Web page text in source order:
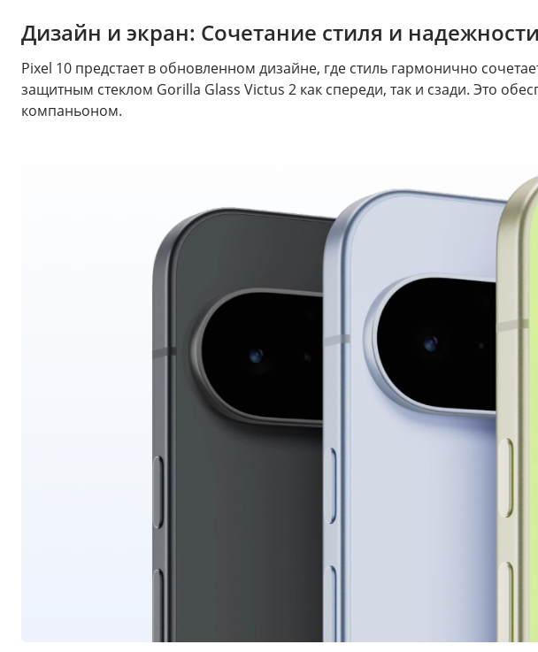
Дизайн и экран: Сочетание стиля и надежности
Pixel 10 предстает в обновленном дизайне, где стиль гармонично
защитным стеклом Gorilla Glass Victus 2 как спереди, так и сзади. Это
компаньоном.